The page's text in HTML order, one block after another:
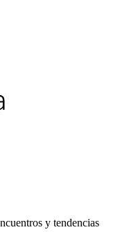
y tendencias